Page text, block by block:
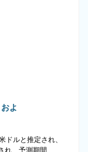
よ
ドルと推定され、
れ、予測期間